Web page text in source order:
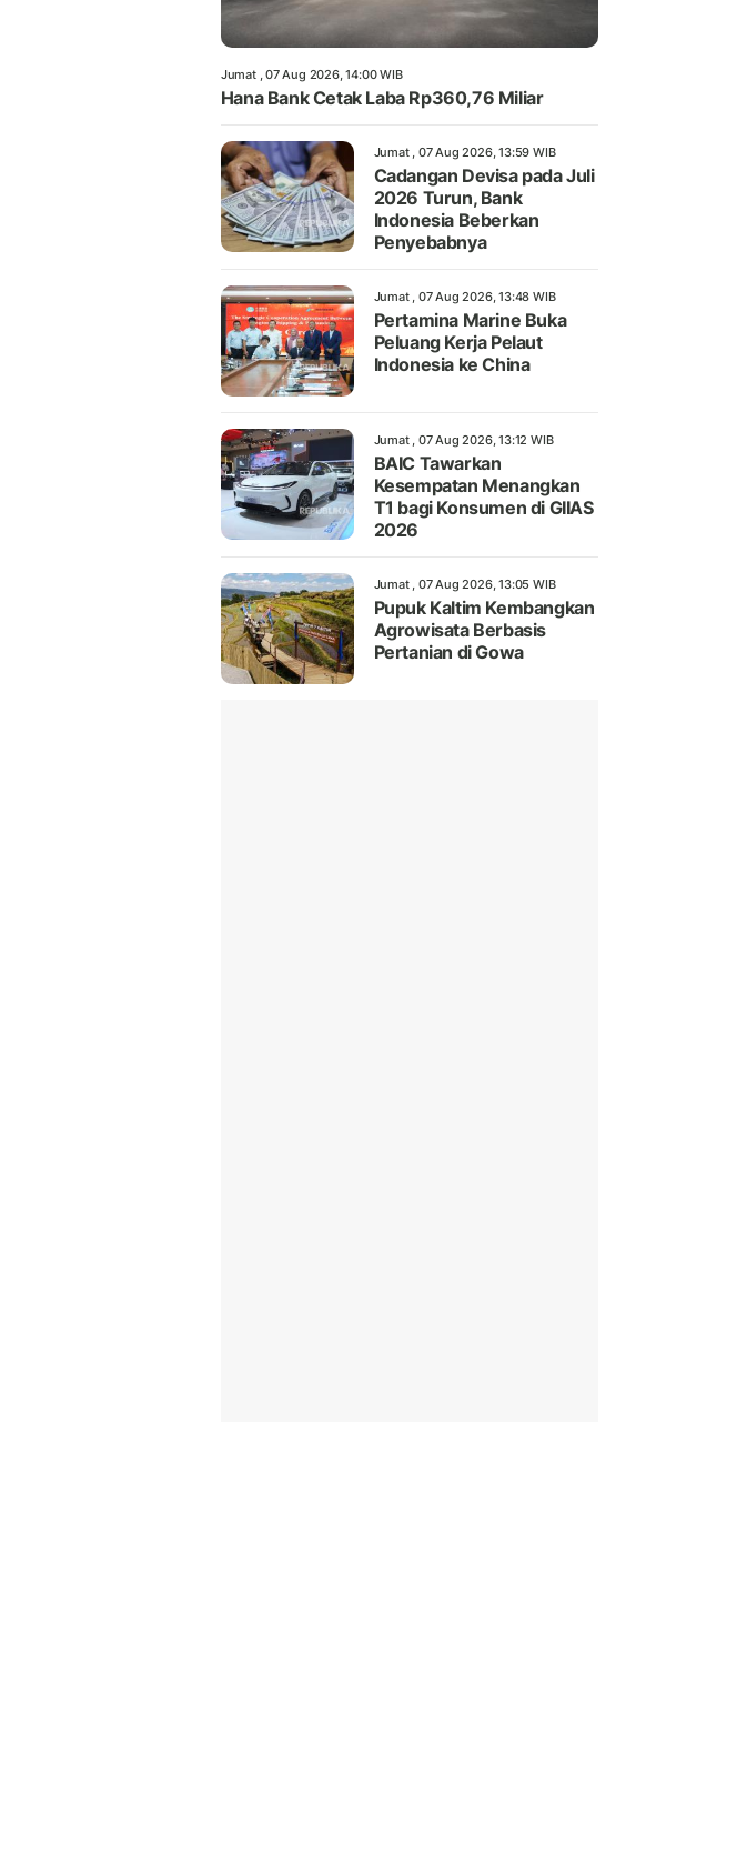
Jumat , 07 Aug 2026, 14:00 WIB
Hana Bank Cetak Laba Rp360,76 Miliar
Jumat , 07 Aug 2026, 13:59 WIB
Cadangan Devisa pada Juli
2026 Turun, Bank
Indonesia Beberkan
Penyebabnya
Jumat , 07 Aug 2026, 13:48 WIB
Pertamina Marine Buka
Peluang Kerja Pelaut
Indonesia ke China
Jumat , 07 Aug 2026, 13:12 WIB
BAIC Tawarkan
Kesempatan Menangkan
T1 bagi Konsumen di GIIAS
2026
Jumat , 07 Aug 2026, 13:05 WIB
Pupuk Kaltim Kembangkan
Agrowisata Berbasis
Pertanian di Gowa